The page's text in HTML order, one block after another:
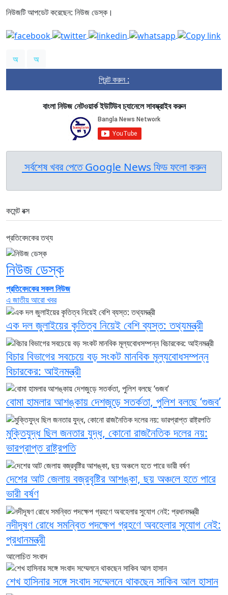
নিউজটি আপডেট করেছেন: নিউজ ডেস্ক।
অ
অ
প্রিন্ট করুন :
বাংলা নিউজ নেটওয়ার্ক ইউটিউব চ্যানেলে সাবস্ক্রাইব করুন
সর্বশেষ খবর পেতে Google News ফিড ফলো করুন
কমেন্ট বক্স
প্রতিবেদকের তথ্য
নিউজ ডেস্ক
প্রতিবেদকের সকল নিউজ
এ জাতীয় আরো খবর
এক দল জুলাইয়ের কৃতিত্ব নিয়েই বেশি ব্যস্ত: তথ্যমন্ত্রী
বিচার বিভাগের সবচেয়ে বড় সংকট মানবিক মূল্যবোধসম্পন্ন
বিচারকের: আইনমন্ত্রী
বোমা হামলার আশঙ্কায় দেশজুড়ে সতর্কতা, পুলিশ বলছে ‘গুজব’
মুক্তিযুদ্ধ ছিল জনতার যুদ্ধ, কোনো রাজনৈতিক দলের নয়:
ভারপ্রাপ্ত রাষ্ট্রপতি
দেশের আট জেলায় বজ্রবৃষ্টির আশঙ্কা, ছয় অঞ্চলে হতে পারে
ভারী বর্ষণ
নদীদূষণ রোধে সমন্বিত পদক্ষেপ গ্রহণে অবহেলার সুযোগ নেই:
প্রধানমন্ত্রী
আলোচিত সংবাদ
শেখ হাসিনার সঙ্গে সংবাদ সম্মেলনে থাকছেন সাকিব আল হাসান